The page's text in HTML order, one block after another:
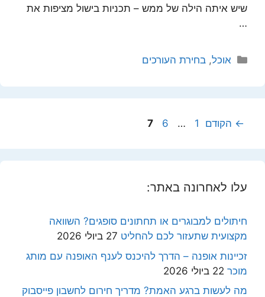
שיש איתה הילה של ממש – תכניות בישול מציפות את
…
קטגוריות
אוכל,בחירת העורכים
← הקודם עמוד
1
… עמוד
6 עמוד
7
עלו לאחרונה באתר:
חיתולים למבוגרים או תחתונים סופגים? השוואה
מקצועית שתעזור לכם להחליט 27 ביולי 2026
זכיינות אופנה – הדרך להיכנס לענף האופנה עם מותג
מוכר 22 ביולי 2026
מה לעשות ברגע האמת? מדריך חירום לחשבון פייסבוק